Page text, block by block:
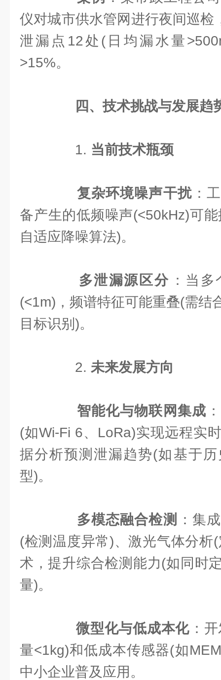
仪对城市供水管网进行夜间巡检
泄漏点12处(日均漏水量
>15%。
四、技术挑战与发展趋
1. ​ ​当前技术瓶颈​
​复杂环境噪声干扰​ ：
备产生的低频噪声(<50kHz)可
自适应降噪算法)。
​多泄漏源区分​ ：当
(<1m)，频谱特征可能重叠(需结
目标识别)。
2. ​ ​未来发展方向​
​智能化与物联网集成​
(如Wi-Fi 6、LoRa)实现远程实
据分析预测泄漏趋势(如基于
型)。
​多模态融合检测​
：集
(检测温度异常)、激光气体分析
术，提升综合检测能力(如同时
量)。
​微型化与低成本化​ ：
量<1kg)和低成本传感器(如
中小企业普及应用。